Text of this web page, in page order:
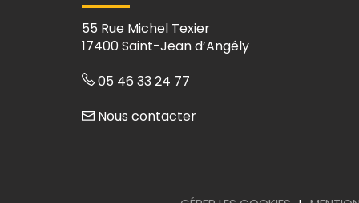
55 Rue Michel Texier
17400 Saint-Jean d’Angély
05 46 33 24 77
Nous contacter